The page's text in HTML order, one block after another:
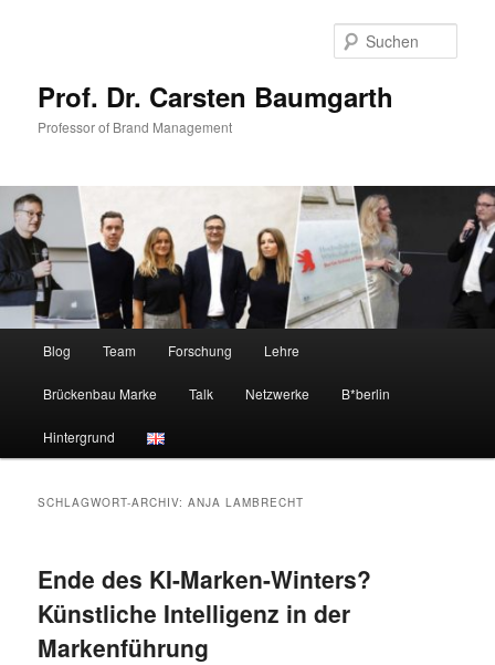
Prof. Dr. Carsten Baumgarth
Professor of Brand Management
Blog Team Forschung Lehre
Brückenbau Marke Talk Netzwerke B*berlin
Hintergrund
SCHLAGWORT-ARCHIV:ANJA LAMBRECHT
Ende des KI-Marken-Winters?
Künstliche Intelligenz in der
Markenführung